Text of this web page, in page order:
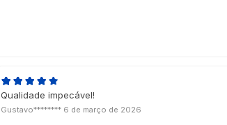
Qualidade impecável!
Gustavo******** 6 de março de 2026